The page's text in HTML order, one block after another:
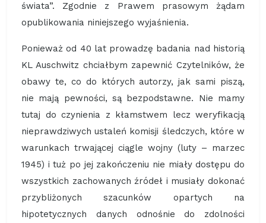
świata”. Zgodnie z Prawem prasowym żądam
opublikowania niniejszego wyjaśnienia.
Ponieważ od 40 lat prowadzę badania nad historią
KL Auschwitz chciałbym zapewnić Czytelników, że
obawy te, co do których autorzy, jak sami piszą,
nie mają pewności, są bezpodstawne. Nie mamy
tutaj do czynienia z kłamstwem lecz weryfikacją
nieprawdziwych ustaleń komisji śledczych, które w
warunkach trwającej ciągle wojny (luty – marzec
1945) i tuż po jej zakończeniu nie miały dostępu do
wszystkich zachowanych źródeł i musiały dokonać
przybliżonych szacunków opartych na
hipotetycznych danych odnośnie do zdolności